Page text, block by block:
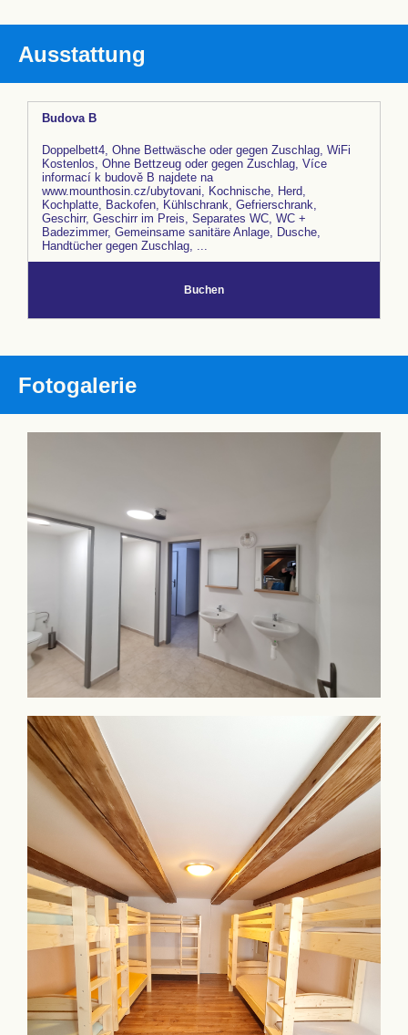
Ausstattung
Budova B
Doppelbett4, Ohne Bettwäsche oder gegen Zuschlag, WiFi
Kostenlos, Ohne Bettzeug oder gegen Zuschlag, Více
informací k budově B najdete na
www.mounthosin.cz/ubytovani, Kochnische, Herd,
Kochplatte, Backofen, Kühlschrank, Gefrierschrank,
Geschirr, Geschirr im Preis, Separates WC, WC +
Badezimmer, Gemeinsame sanitäre Anlage, Dusche,
Handtücher gegen Zuschlag, ...
Buchen
Fotogalerie